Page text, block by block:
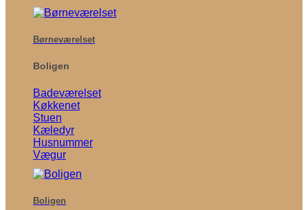
Børneværelset
Boligen
Badeværelset
Køkkenet
Stuen
Kæledyr
Husnummer
Vægur
Boligen